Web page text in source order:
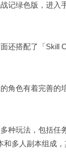
记绿色版，进入
还搭配了「Skill
角色有着完善的
种玩法，包括任
和多人副本组成